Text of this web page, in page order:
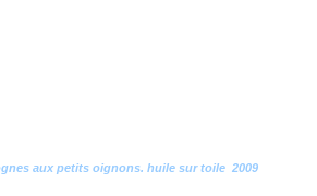
aux petits oignons. huile sur toile 2009